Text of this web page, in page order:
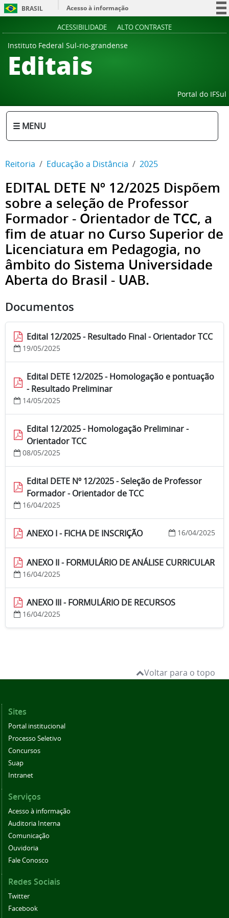
BRASIL
Acesso à informação
ACESSIBILIDADE ALTO CONTRASTE
Instituto Federal Sul-rio-grandense
Editais
Portal do IFSul
☰ MENU
Reitoria Educação a Distância 2025
EDITAL DETE Nº 12/2025 Dispõem
sobre a seleção de Professor
Formador - Orientador de TCC, a
fim de atuar no Curso Superior de
Licenciatura em Pedagogia, no
âmbito do Sistema Universidade
Aberta do Brasil - UAB.
Documentos
Edital 12/2025 - Resultado Final - Orientador TCC
19/05/2025
Edital DETE 12/2025 - Homologação e pontuação
- Resultado Preliminar
14/05/2025
Edital 12/2025 - Homologação Preliminar -
Orientador TCC
08/05/2025
Edital DETE Nº 12/2025 - Seleção de Professor
Formador - Orientador de TCC
16/04/2025
ANEXO I - FICHA DE INSCRIÇÃO 16/04/2025
ANEXO II - FORMULÁRIO DE ANÁLISE CURRICULAR
16/04/2025
ANEXO III - FORMULÁRIO DE RECURSOS
16/04/2025
Voltar para o topo
Sites
Portal institucional
Processo Seletivo
Concursos
Suap
Intranet
Serviços
Acesso à informação
Auditoria Interna
Comunicação
Ouvidoria
Fale Conosco
Redes Sociais
Twitter
Facebook